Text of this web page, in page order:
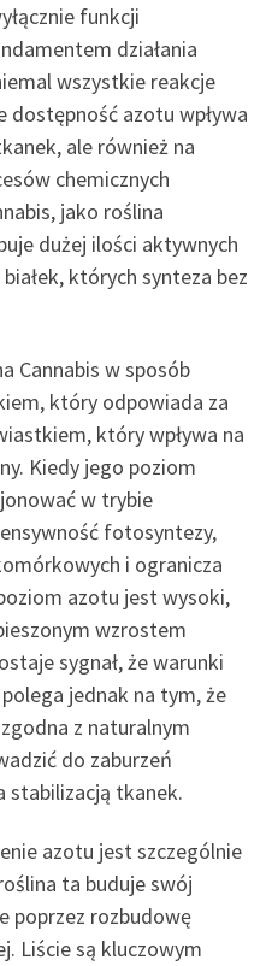
funkcji
działania
wszystkie reakcje
dostępność azotu wpływa
ale również na
chemicznych
jako roślina
dużej ilości aktywnych
których synteza bez
Cannabis w sposób
który odpowiada za
który wpływa na
Kiedy jego poziom
w trybie
fotosyntezy,
i ogranicza
azotu jest wysoki,
wzrostem
sygnał, że warunki
jednak na tym, że
z naturalnym
do zaburzeń
stabilizacją tkanek.
azotu jest szczególnie
ta buduje swój
poprzez rozbudowę
Liście są kluczowym